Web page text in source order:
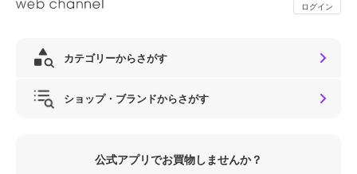
ログイン
カテゴリーからさがす
ショップ・ブランドからさがす
公式アプリでお買物しませんか？